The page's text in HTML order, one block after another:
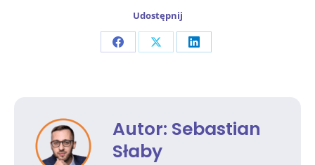
Udostępnij
Share Share Share
Autor: Sebastian
Słaby